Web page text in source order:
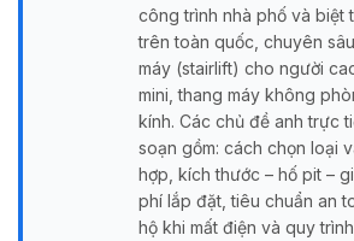
công trình nhà phố và biệt
trên toàn quốc, chuyên
máy (stairlift) cho người
mini, thang máy không
kính. Các chủ đề anh trực
soạn gồm: cách chọn loại
hợp, kích thước – hố pit –
phí lắp đặt, tiêu chuẩn an
hộ khi mất điện và quy